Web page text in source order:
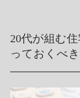
20代が組む
っておくべ
カタログを見